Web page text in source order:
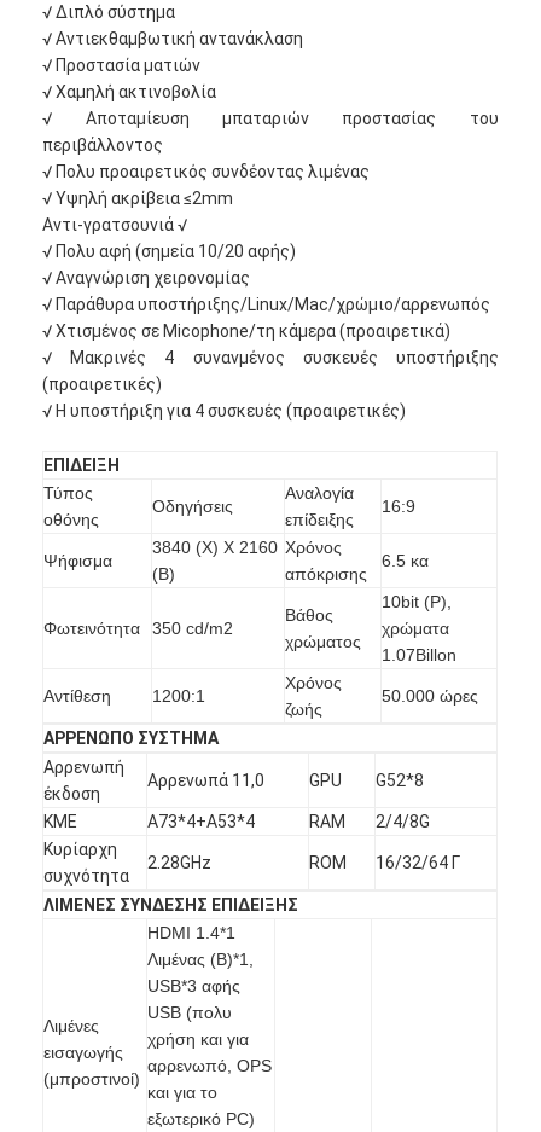
Προϊόντα
Βίντεο
Ποιοτικός έλεγχος
επαφή
Νέα
Όλες οι περιπτώσεις
Μιλήστε τώρα.
√ Διπλό σύστημα
√ Αντιεκθαμβωτική αντανάκλαση
√ Προστασία ματιών
√ Χαμηλή ακτινοβολία
√ Αποταμίευση μπαταριών προστασίας του
περιβάλλοντος
√ Πολυ προαιρετικός συνδέοντας λιμένας
√ Υψηλή ακρίβεια ≤2mm
Αντι-γρατσουνιά √
√ Πολυ αφή (σημεία 10/20 αφής)
√ Αναγνώριση χειρονομίας
√ Παράθυρα υποστήριξης/Linux/Mac/χρώμιο/αρρενωπός
√ Χτισμένος σε Micophone/τη κάμερα (προαιρετικά)
√ Μακρινές 4 συνανμένος συσκευές υποστήριξης
(προαιρετικές)
√ Η υποστήριξη για 4 συσκευές (προαιρετικές)
ΕΠΙΔΕΙΞΗ
Τύπος
οθόνης
Οδηγήσεις
Αναλογία
επίδειξης
16:9
Ψήφισμα
3840 (Χ) Χ 2160
(Β)
Χρόνος
απόκρισης
6.5 κα
Φωτεινότητα 350 cd/m2
Βάθος
χρώματος
10bit (Ρ),
χρώματα
1.07Billon
Αντίθεση 1200:1
Χρόνος
ζωής
50.000 ώρες
ΑΡΡΕΝΩΠΟ ΣΥΣΤΗΜΑ
Αρρενωπή
έκδοση
Αρρενωπά 11,0 GPU G52*8
ΚΜΕ A73*4+A53*4 RAM
2/4/8G
Κυρίαρχη
συχνότητα
2.28GHz ROM 16/32/64 Γ
ΛΙΜΕΝΕΣ ΣΥΝΔΕΣΗΣ ΕΠΙΔΕΙΞΗΣ
Λιμένες
εισαγωγής
(μπροστινοί)
HDMI 1.4*1
Λιμένας (B)*1,
USB*3 αφής
USB (πολυ
χρήση και για
αρρενωπό, OPS
και για το
εξωτερικό PC)